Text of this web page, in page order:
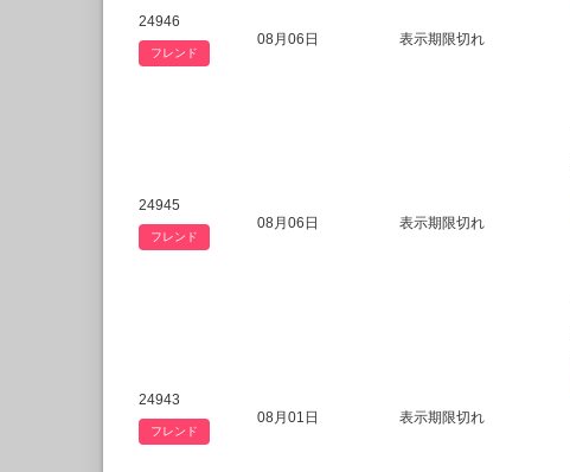
24946
フレンド
08月06日 表示期限切れ
24945
フレンド
08月06日 表示期限切れ
24943
フレンド
08月01日 表示期限切れ